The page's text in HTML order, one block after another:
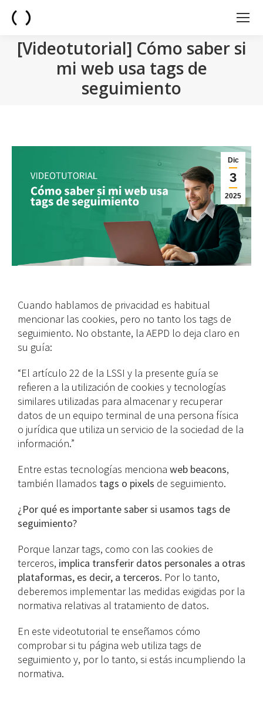
[Videotutorial] Cómo saber si
mi web usa tags de
seguimiento
Dic
3
2025
Cuando hablamos de privacidad es habitual
mencionar las cookies, pero no tanto los tags de
seguimiento. No obstante, la AEPD lo deja claro en
su guía:
“El artículo 22 de la LSSI y la presente guía se
refieren a la utilización de cookies y tecnologías
similares utilizadas para almacenar y recuperar
datos de un equipo terminal de una persona física
o jurídica que utiliza un servicio de la sociedad de la
información.”
Entre estas tecnologías menciona web beacons,
también llamados tags o pixels de seguimiento.
¿Por qué es importante saber si usamos tags de
seguimiento?
Porque lanzar tags, como con las cookies de
terceros, implica transferir datos personales a otras
plataformas, es decir, a terceros. Por lo tanto,
deberemos implementar las medidas exigidas por la
normativa relativas al tratamiento de datos.
En este videotutorial te enseñamos cómo
comprobar si tu página web utiliza tags de
seguimiento y, por lo tanto, si estás incumpliendo la
normativa.